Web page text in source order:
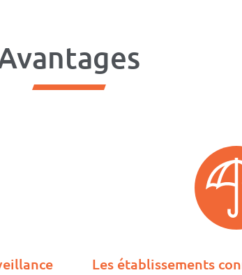
Les établissements